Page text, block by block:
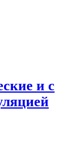
и с